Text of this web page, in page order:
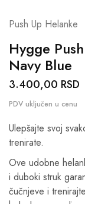
Push Up Helanke
Hygge
Navy Blue
3.400,00 RSD
Ulepšajte svoj
trenirate.
Ove udobne
i duboki struk
čučnjeve i